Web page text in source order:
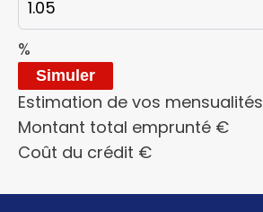
%
Simuler
Estimation de vos mensualités
Montant total emprunté €
Coût du crédit €